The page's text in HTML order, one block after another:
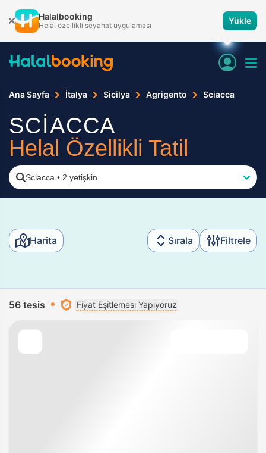
Halalbooking
Helal özellikli seyahat uygulaması Yükle
Ana Sayfa İtalya Sicilya Agrigento Sciacca
SCİACCA
Helal Özellikli Tatil
Sciacca • 2 yetişkin
Harita Sırala Filtrele
56 tesis Fiyat Eşitlemesi Yapıyoruz